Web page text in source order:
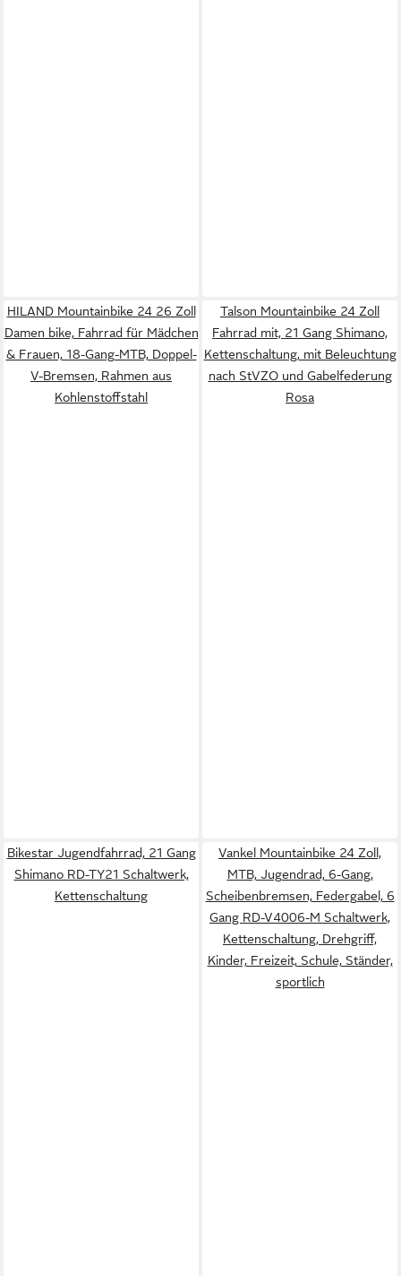
HILAND Mountainbike 24 26 Zoll
Damen bike, Fahrrad für Mädchen
& Frauen, 18-Gang-MTB, Doppel-
V-Bremsen, Rahmen aus
Kohlenstoffstahl
Talson Mountainbike 24 Zoll
Fahrrad mit, 21 Gang Shimano,
Kettenschaltung, mit Beleuchtung
nach StVZO und Gabelfederung
Rosa
Bikestar Jugendfahrrad, 21 Gang
Shimano RD-TY21 Schaltwerk,
Kettenschaltung
Vankel Mountainbike 24 Zoll,
MTB, Jugendrad, 6-Gang,
Scheibenbremsen, Federgabel, 6
Gang RD-V4006-M Schaltwerk,
Kettenschaltung, Drehgriff,
Kinder, Freizeit, Schule, Ständer,
sportlich